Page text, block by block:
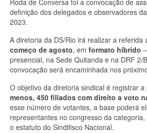
Roda de Conversa foi a convocação de
definição dos delegados e observadores
2023.
A diretoria da DS/Rio irá realizar a referida
começo de agosto, em formato híbrido
presencial, na Sede Quitanda e na DRF 2/
convocação será encaminhada nos
O objetivo da diretoria sindical é registrar a
menos, 450 filiados com direito a voto
esse número de votantes, a base poderá
representantes no congresso da
o estatuto do Sindifisco Nacional.